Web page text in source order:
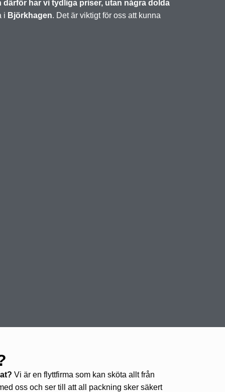
har vi tydliga priser, utan några dolda
i Björkhagen. Det är viktigt för oss att kunna
Vi är en flyttfirma som kan sköta allt från
oss och ser till att all packning sker säkert